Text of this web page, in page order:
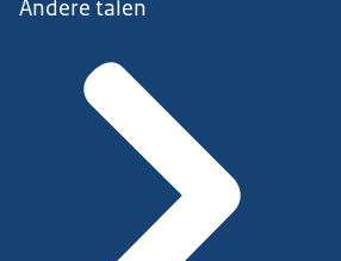
Andere talen